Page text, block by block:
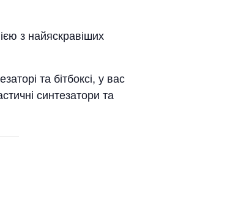
з найяскравіших
та бітбоксі, у вас
синтезатори та